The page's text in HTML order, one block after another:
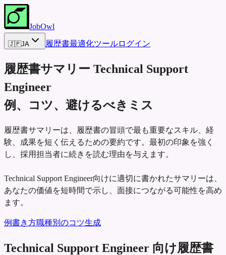
JobOwl
🇯🇵JA 履歴書最適化ツールログイン
履歴書サマリー Technical Support
Engineer
例、コツ、避けるべきミス
履歴書サマリーは、履歴書の冒頭で最も重要なスキル、経
験、成果を短く伝えるための要約です。最初の印象を強く
し、採用担当者に続きを読む理由を与えます。
Technical Support Engineer向けに適切に書かれたサマリーは、
あなたの価値を短時間で示し、面接につながる可能性を高め
ます。
例書き方職種別のコツ生成
Technical Support Engineer 向け履歴書